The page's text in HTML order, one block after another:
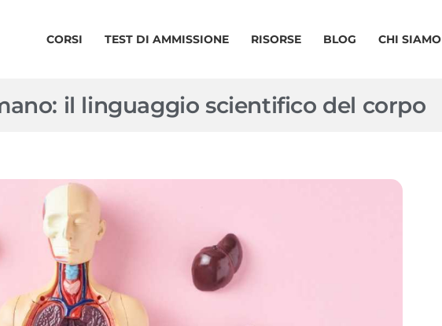
CORSI TEST DI AMMISSIONE RISORSE BLOG CHI SIAMO
il linguaggio scientifico del corpo